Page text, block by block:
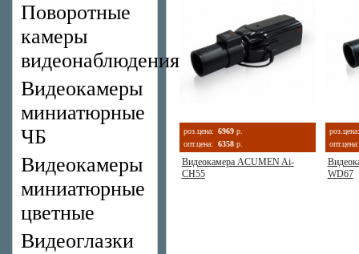
Поворотные
камеры
видеонаблюдения
Видеокамеры
миниатюрные
ЧБ
Видеокамеры
миниатюрные
цветные
Видеоглазки
роз.цена: 6969 р.
опт.цена:
6358 р.
Видеокамера ACUMEN Ai-
CH55
роз.цена:
опт.цена:
WD67